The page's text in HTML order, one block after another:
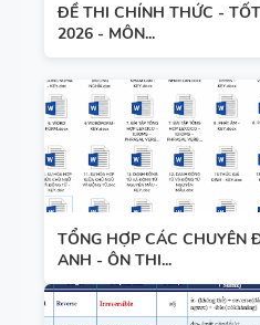
ĐỀ THI CHÍNH THỨC -
2026 - MÔN...
TỔNG HỢP CÁC CHUYÊN
ANH - ÔN THI...